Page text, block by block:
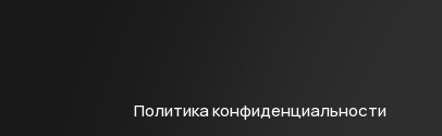
Политика конфиденциальности